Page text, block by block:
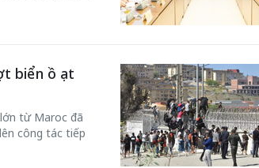
biển ồ ạt
từ Maroc đã
công tác tiếp